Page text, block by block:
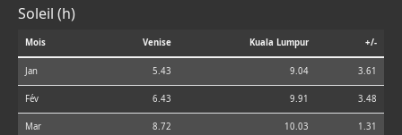
Soleil (h)
Mois Venise Kuala Lumpur +/-
Jan 5.43 9.04 3.61
Fév 6.43 9.91 3.48
Mar 8.72 10.03 1.31